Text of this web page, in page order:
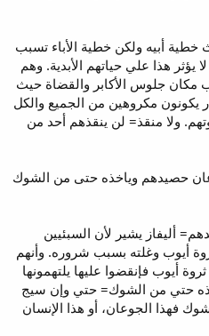
خطية أبيه ولكن خطية الأباء تسبب
يؤثر هذا علي حياتهم الأبدية. وهم
مكان جلوس الأكابر والقضاة حيث
يكونون مكروهين من الجميع والكل
ولا منقذ= لن ينقذهم أحد من
حصيدهم وياخذه حتى من الشوك
أليفاز يشير لأن السبئيين
أيوب وغلته بسبب شروره. وأنهم
أيوب فإنقضوا عليها يلتهمونها
حتي من الشوك= حتي وإن سيج
فهذا الجوعان، أو هذا الإنسان